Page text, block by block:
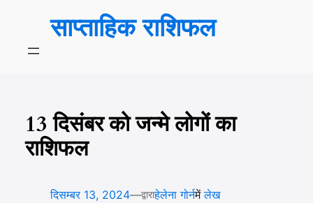
साप्ताहिक राशिफल
13 दिसंबर को जन्मे लोगों का
राशिफल
दिसम्बर 13, 2024—द्वाराहेलेना गोर्नमेंलेख